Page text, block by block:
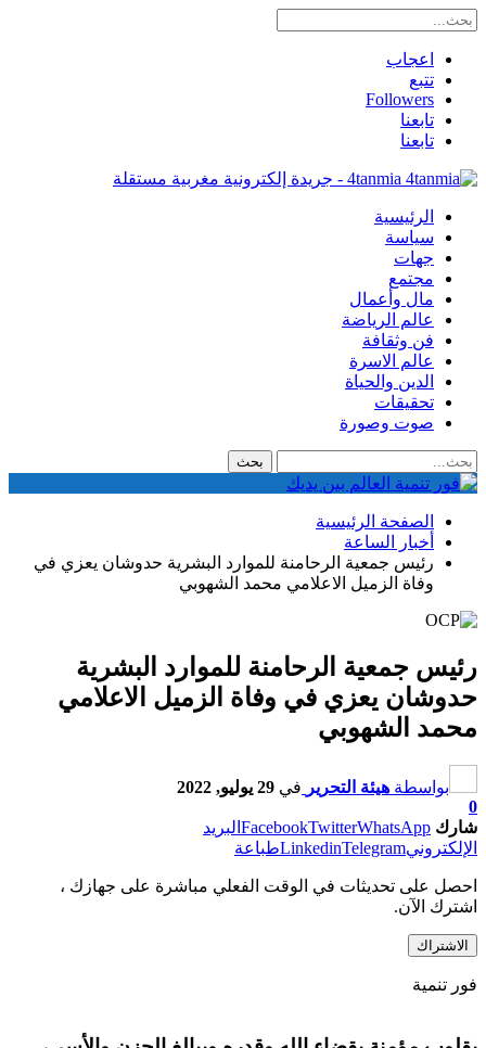
اعجاب
تتبع
Followers
تابعنا
تابعنا
4tanmia - جريدة إلكترونية مغربية مستقلة
الرئيسية
سياسة
جهات
مجتمع
مال وأعمال
عالم الرياضة
فن وثقافة
عالم الاسرة
الدين والحياة
تحقيقات
صوت وصورة
الصفحة الرئيسية
أخبار الساعة
رئيس جمعية الرحامنة للموارد البشرية حدوشان يعزي في
وفاة الزميل الاعلامي محمد الشهوبي
رئيس جمعية الرحامنة للموارد البشرية
حدوشان يعزي في وفاة الزميل الاعلامي
محمد الشهوبي
بواسطة هيئة التحرير في 29 يوليو, 2022
0
شارك
FacebookTwitterWhatsApp
البريد
الإلكتروني
LinkedinTelegram طباعة
احصل على تحديثات في الوقت الفعلي مباشرة على جهازك ،
اشترك الآن.
الاشتراك
فور تنمية